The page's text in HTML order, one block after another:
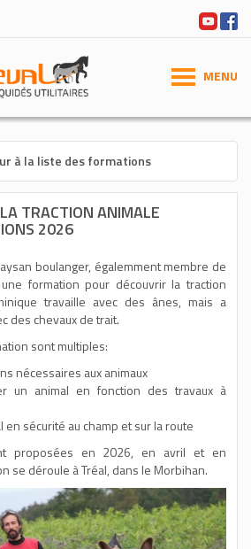
MENU
à la liste des formations
TRACTION ANIMALE
2026
boulanger, égalemment membre de
une formation pour découvrir la traction
travaille avec des ânes, mais a
des chevaux de trait.
sont multiples:
nécessaires aux animaux
un animal en fonction des travaux à
en sécurité au champ et sur la route
proposées en 2026, en avril et en
se déroule à Tréal, dans le Morbihan.